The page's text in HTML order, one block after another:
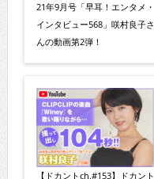
21年9月号「早耳！エンタメ・
インタビュー568」咲村良子さ
んの動画第2弾！
【ドカントch.#153】ドカント